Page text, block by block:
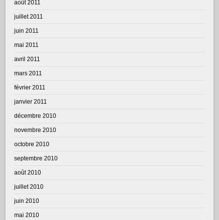
août 2011
juillet 2011
juin 2011
mai 2011
avril 2011
mars 2011
février 2011
janvier 2011
décembre 2010
novembre 2010
octobre 2010
septembre 2010
août 2010
juillet 2010
juin 2010
mai 2010